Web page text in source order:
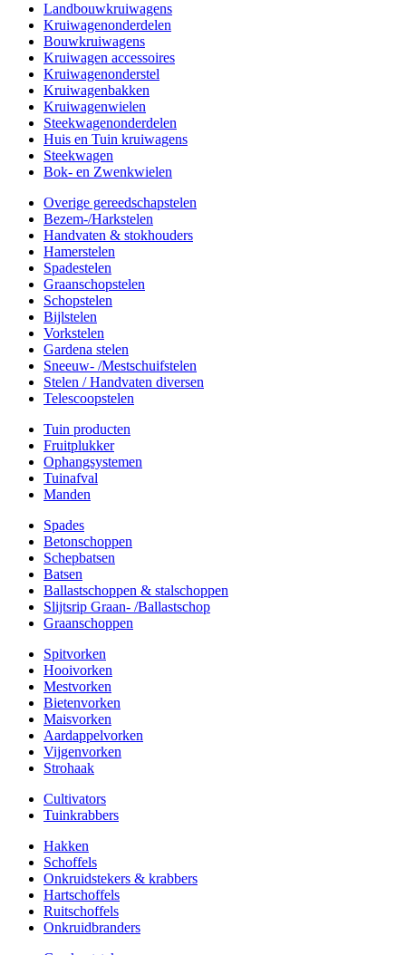
Landbouwkruiwagens
Kruiwagenonderdelen
Bouwkruiwagens
Kruiwagen accessoires
Kruiwagenonderstel
Kruiwagenbakken
Kruiwagenwielen
Steekwagenonderdelen
Huis en Tuin kruiwagens
Steekwagen
Bok- en Zwenkwielen
Overige gereedschapstelen
Bezem-/Harkstelen
Handvaten & stokhouders
Hamerstelen
Spadestelen
Graanschopstelen
Schopstelen
Bijlstelen
Vorkstelen
Gardena stelen
Sneeuw- /Mestschuifstelen
Stelen / Handvaten diversen
Telescoopstelen
Tuin producten
Fruitplukker
Ophangsystemen
Tuinafval
Manden
Spades
Betonschoppen
Schepbatsen
Batsen
Ballastschoppen & stalschoppen
Slijtsrip Graan- /Ballastschop
Graanschoppen
Spitvorken
Hooivorken
Mestvorken
Bietenvorken
Maisvorken
Aardappelvorken
Vijgenvorken
Strohaak
Cultivators
Tuinkrabbers
Hakken
Schoffels
Onkruidstekers & krabbers
Hartschoffels
Ruitschoffels
Onkruidbranders